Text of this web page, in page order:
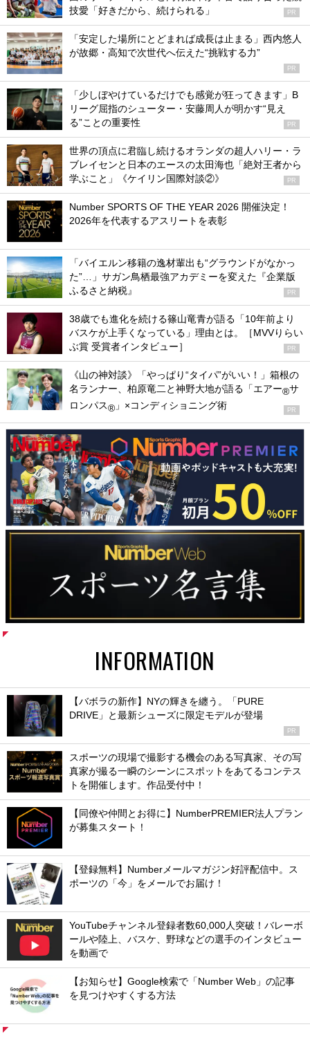
技愛「好きだから、続けられる」
PR
「安定した場所にとどまれば成長は止まる」西内悠人
が故郷・高知で次世代へ伝えた“挑戦する力”
PR
「少しぼやけているだけでも感覚が狂ってきます」B
リーグ屈指のシューター・安藤周人が明かす“見え
る”ことの重要性
PR
世界の頂点に君臨し続けるオランダの超人ハリー・ラ
ブレイセンと日本のエースの太田海也「絶対王者から
学ぶこと」《ケイリン国際対談②》
PR
Number SPORTS OF THE YEAR 2026 開催決定！
2026年を代表するアスリートを表彰
「バイエルン移籍の逸材輩出も“グラウンドがなかっ
た”…」サガン鳥栖最強アカデミーを変えた『企業版
ふるさと納税』
PR
38歳でも進化を続ける篠山竜青が語る「10年前より
バスケが上手くなっている」理由とは。［MVVりらい
ぶ賞 受賞者インタビュー］
PR
《山の神対談》「やっぱり“タイパ”がいい！」箱根の
名ランナー、柏原竜二と神野大地が語る「エアー®サ
ロンパス® 」×コンディショニング術 PR
INFORMATION
【バボラの新作】NYの輝きを纏う。「PURE
DRIVE」と最新シューズに限定モデルが登場
PR
スポーツの現場で撮影する機会のある写真家、その写
真家が撮る一瞬のシーンにスポットをあてるコンテス
トを開催します。作品受付中！
【同僚や仲間とお得に】NumberPREMIER法人プラン
が募集スタート！
【登録無料】Numberメールマガジン好評配信中。ス
ポーツの「今」をメールでお届け！
YouTubeチャンネル登録者数60,000人突破！バレーボ
ールや陸上、バスケ、野球などの選手のインタビュー
を動画で
【お知らせ】Google検索で「Number Web」の記事
を見つけやすくする方法